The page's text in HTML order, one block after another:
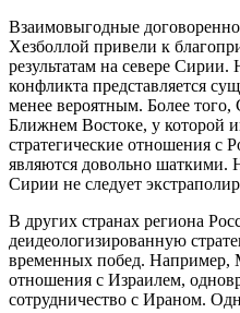
Взаимовыгодные
Хезболлой привели к
результатам на севере
конфликта представляется
менее вероятным. Более того,
Ближнем Востоке, у которой
стратегические отношения с
являются довольно шаткими.
Сирии не следует
В других странах региона
деидеологизированную
временных побед. Например,
отношения с Израилем,
сотрудничество с Ираном.